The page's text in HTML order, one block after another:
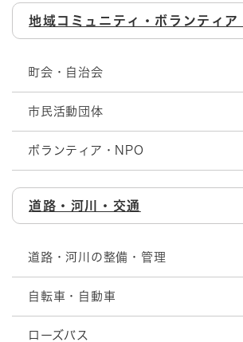
地域コミュニティ・ボランティア
町会・自治会
市民活動団体
ボランティア・NPO
道路・河川・交通
道路・河川の整備・管理
自転車・自動車
ローズバス